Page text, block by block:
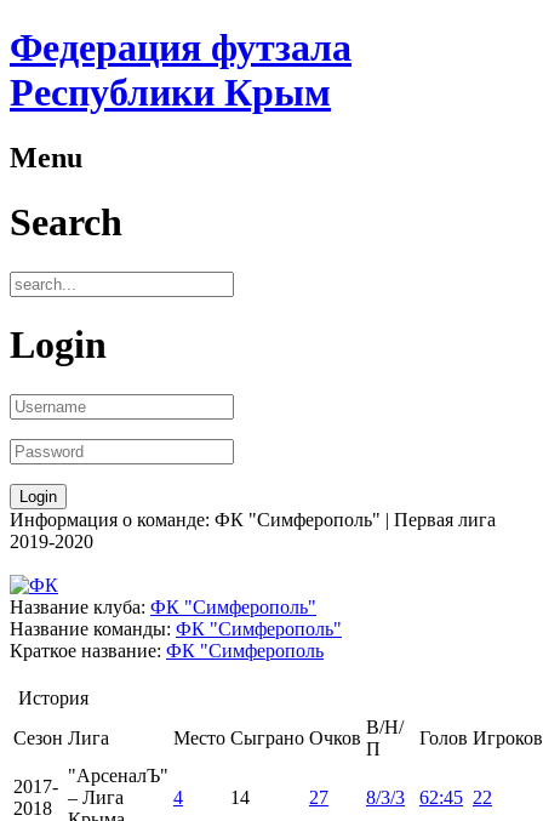
Федерация футзала
Республики Крым
Menu
Search
Login
Информация о команде: ФК "Симферополь" | Первая лига
2019-2020
Название клуба: ФК "Симферополь"
Название команды: ФК "Симферополь"
Краткое название: ФК "Симферополь
История
Сезон Лига Место Сыграно Очков
В/Н/
П
Голов Игроков
2017-
2018
"АрсеналЪ"
– Лига
4 14 27 8/3/3 62:45 22